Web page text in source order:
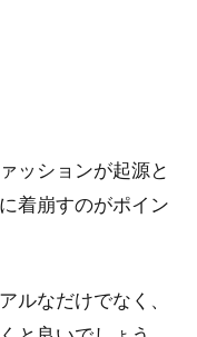
技
レ化が進んでいます。色
ット帽」を取り入
ッションが起源と
着崩すのがポイン
ルなだけでなく、